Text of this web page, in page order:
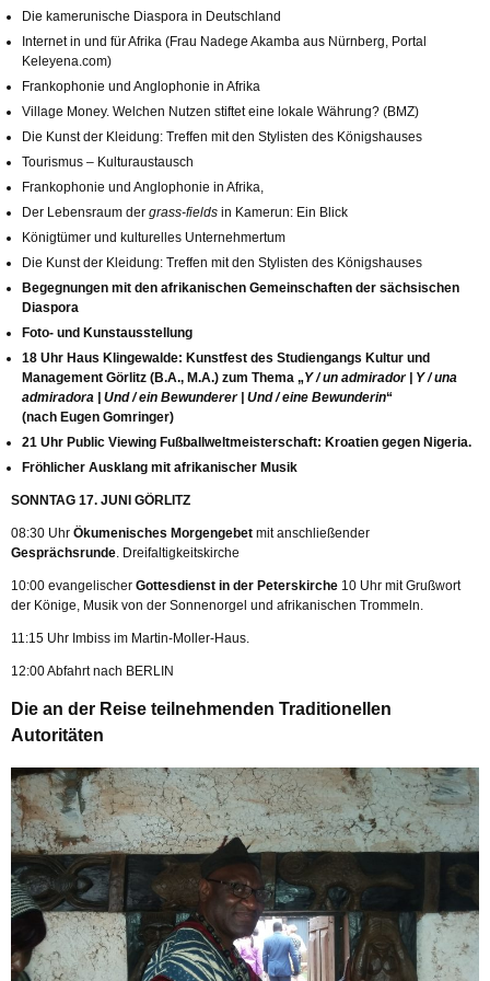
Die kamerunische Diaspora in Deutschland
Internet in und für Afrika (Frau Nadege Akamba aus Nürnberg, Portal
Keleyena.com)
Frankophonie und Anglophonie in Afrika
Village Money. Welchen Nutzen stiftet eine lokale Währung? (BMZ)
Die Kunst der Kleidung: Treffen mit den Stylisten des Königshauses
Tourismus – Kulturaustausch
Frankophonie und Anglophonie in Afrika,
Der Lebensraum der grass-fields in Kamerun: Ein Blick
Königtümer und kulturelles Unternehmertum
Die Kunst der Kleidung: Treffen mit den Stylisten des Königshauses
Begegnungen mit den afrikanischen Gemeinschaften der sächsischen
Diaspora
Foto- und Kunstausstellung
18 Uhr Haus Klingewalde: Kunstfest des Studiengangs Kultur und
Management Görlitz (B.A., M.A.) zum Thema „Y / un admirador | Y / una
admiradora | Und / ein Bewunderer | Und / eine Bewunderin“
(nach Eugen Gomringer)
21 Uhr Public Viewing Fußballweltmeisterschaft: Kroatien gegen Nigeria.
Fröhlicher Ausklang mit afrikanischer Musik
SONNTAG 17. JUNI GÖRLITZ
08:30 Uhr Ökumenisches Morgengebet mit anschließender
Gesprächsrunde. Dreifaltigkeitskirche
10:00 evangelischer Gottesdienst in der Peterskirche 10 Uhr mit Grußwort
der Könige, Musik von der Sonnenorgel und afrikanischen Trommeln.
11:15 Uhr Imbiss im Martin-Moller-Haus.
12:00 Abfahrt nach BERLIN
Die an der Reise teilnehmenden Traditionellen
Autoritäten